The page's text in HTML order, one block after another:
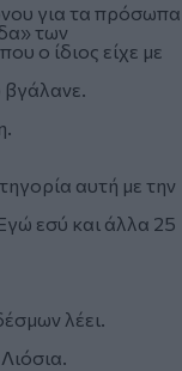
για τα πρόσωπα
των
ο ίδιος είχε με
βγάλανε.
αυτή με την
εσύ και άλλα 25
λέει.